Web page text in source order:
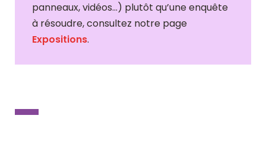
panneaux, vidéos…) plutôt qu’une enquête
à résoudre, consultez notre page
Expositions.